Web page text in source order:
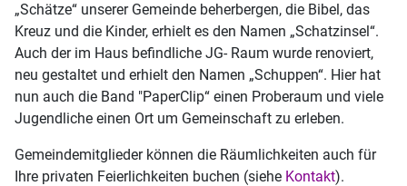
„Schätze“ unserer Gemeinde beherbergen, die Bibel, das
Kreuz und die Kinder, erhielt es den Namen „Schatzinsel“.
Auch der im Haus befindliche JG- Raum wurde renoviert,
neu gestaltet und erhielt den Namen „Schuppen“. Hier hat
nun auch die Band "PaperClip“ einen Proberaum und viele
Jugendliche einen Ort um Gemeinschaft zu erleben.
Gemeindemitglieder können die Räumlichkeiten auch für
Ihre privaten Feierlichkeiten buchen (siehe Kontakt).